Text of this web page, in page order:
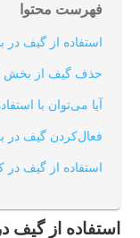
فهرست محتوا
استفاده از گیف در
حذف گیف از بخش
آیا می‌توان با
فعال‌کردن گیف در
استفاده از گیف در
استفاده از گیف